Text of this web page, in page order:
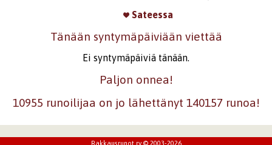
Sateessa
Tänään syntymäpäiviään viettää
Ei syntymäpäiviä tänään.
Paljon onnea!
10955 runoilijaa on jo lähettänyt 140157 runoa!
Rakkausrunot ry © 2003-2026